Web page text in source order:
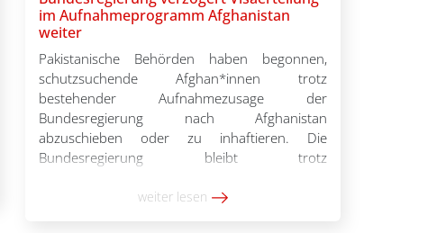
im Aufnahmeprogramm Afghanistan
weiter
Pakistanische Behörden haben begonnen,
schutzsuchende Afghan*innen trotz
bestehender Aufnahmezusage der
Bundesregierung nach Afghanistan
abzuschieben oder zu inhaftieren. Die
Bundesregierung bleibt trotz
die Verfolgung dieser besonders gefährdeten
weiter lesen